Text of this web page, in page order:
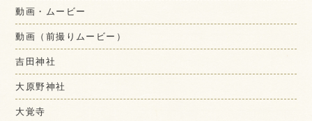
動画・ムービー
動画（前撮りムービー）
吉田神社
大原野神社
大覚寺